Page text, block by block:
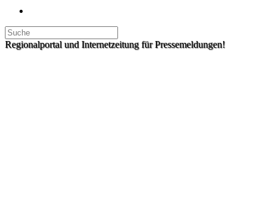
Regionalportal und Internetzeitung für Pressemeldungen!